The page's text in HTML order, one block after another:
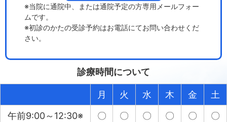
※当院に通院中、または通院予定の方専用メールフォー
ムです。
※初診のかたの受診予約はお電話にてお問い合わせくだ
さい。
診療時間について
月 火 水 木 金
土
午前9:00～12:30※
〇 〇 〇 〇 〇
〇